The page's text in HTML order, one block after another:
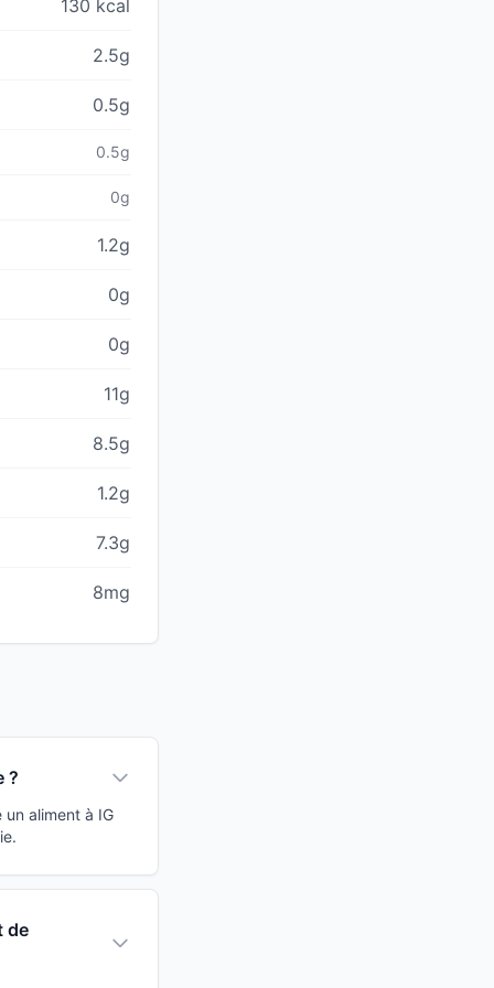
130 kcal
2.5g
0.5g
0.5g
0g
1.2g
0g
0g
11g
8.5g
1.2g
7.3g
8mg
?
aliment à IG
de